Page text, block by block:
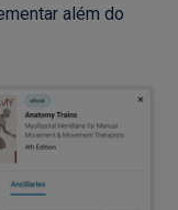
além do